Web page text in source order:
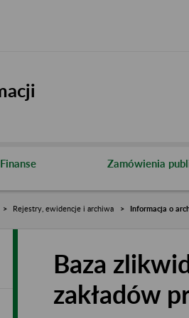
Finanse Zamówienia
Rejestry, ewidencje i archiwa Informacja o
Baza
zakładów